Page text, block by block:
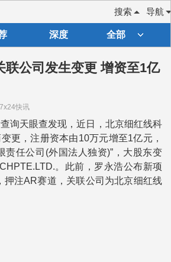
导航
搜索
深度 全部
联公司发生变更 增资至1亿
快讯
天眼查发现，近日，北京细红线科
更，注册资本由10万元增至1亿元，
责任公司(外国法人独资)”，大股东变
。此前，罗永浩公布新项
押注AR赛道，关联公司为北京细红线